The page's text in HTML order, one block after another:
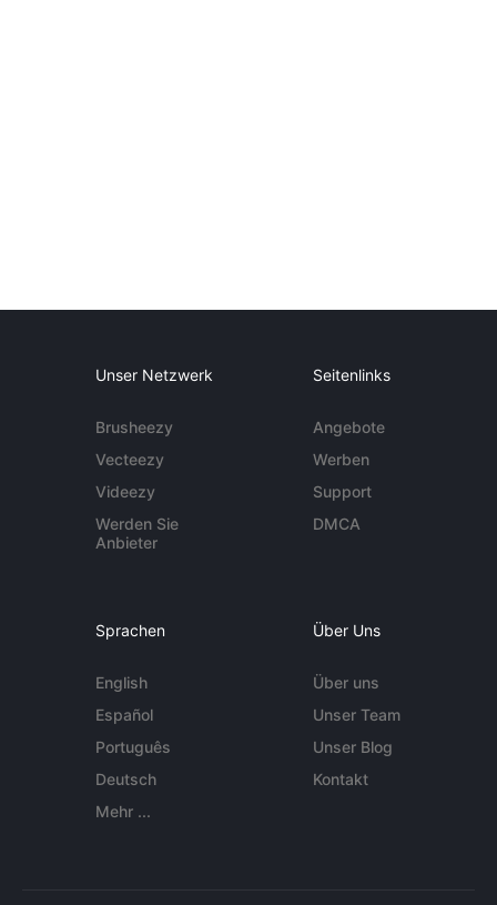
Unser Netzwerk
Brusheezy
Vecteezy
Videezy
Werden Sie
Anbieter
Seitenlinks
Angebote
Werben
Support
DMCA
Sprachen
English
Español
Português
Deutsch
Mehr ...
Über Uns
Über uns
Unser Team
Unser Blog
Kontakt